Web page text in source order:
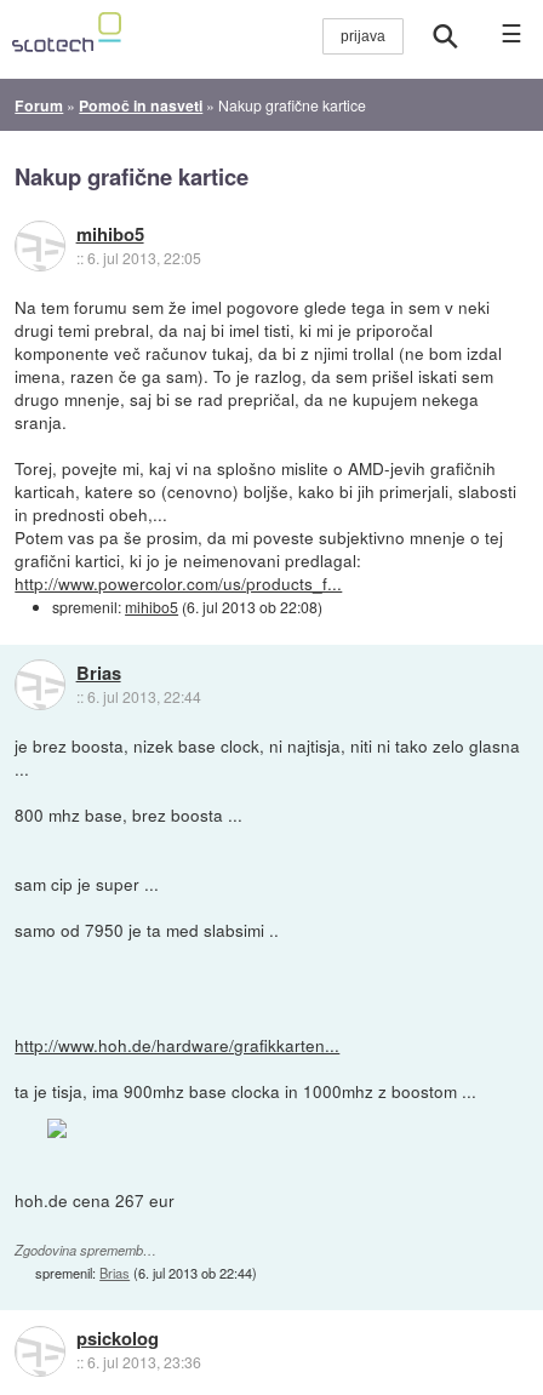
☰
Forum » Pomoč in nasveti » Nakup grafične kartice
Nakup grafične kartice
mihibo5
::6. jul 2013, 22:05
Na tem forumu sem že imel pogovore glede tega in sem v neki
drugi temi prebral, da naj bi imel tisti, ki mi je priporočal
komponente več računov tukaj, da bi z njimi trollal (ne bom izdal
imena, razen če ga sam). To je razlog, da sem prišel iskati sem
drugo mnenje, saj bi se rad prepričal, da ne kupujem nekega
sranja.
Torej, povejte mi, kaj vi na splošno mislite o AMD-jevih grafičnih
karticah, katere so (cenovno) boljše, kako bi jih primerjali, slabosti
in prednosti obeh,...
Potem vas pa še prosim, da mi poveste subjektivno mnenje o tej
grafični kartici, ki jo je neimenovani predlagal:
http://www.powercolor.com/us/products_f...
spremenil:mihibo5 (6. jul 2013 ob 22:08)
Brias
::6. jul 2013, 22:44
je brez boosta, nizek base clock, ni najtisja, niti ni tako zelo glasna
...
800 mhz base, brez boosta ...
sam cip je super ...
samo od 7950 je ta med slabsimi ..
http://www.hoh.de/hardware/grafikkarten...
ta je tisja, ima 900mhz base clocka in 1000mhz z boostom ...
hoh.de cena 267 eur
Zgodovina sprememb…
spremenil: Brias (6. jul 2013 ob 22:44)
psickolog
::6. jul 2013, 23:36